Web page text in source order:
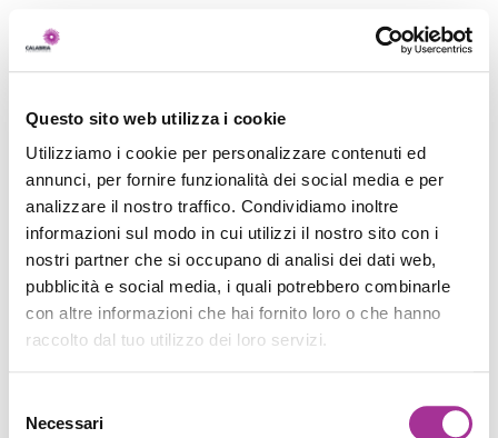
Questo sito web utilizza i cookie
Utilizziamo i cookie per personalizzare contenuti ed
annunci, per fornire funzionalità dei social media e per
analizzare il nostro traffico. Condividiamo inoltre
informazioni sul modo in cui utilizzi il nostro sito con i
nostri partner che si occupano di analisi dei dati web,
pubblicità e social media, i quali potrebbero combinarle
con altre informazioni che hai fornito loro o che hanno
raccolto dal tuo utilizzo dei loro servizi.
delNecessari